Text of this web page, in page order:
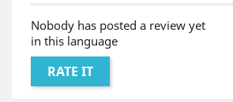
Nobody has posted a review yet
in this language
RATE IT